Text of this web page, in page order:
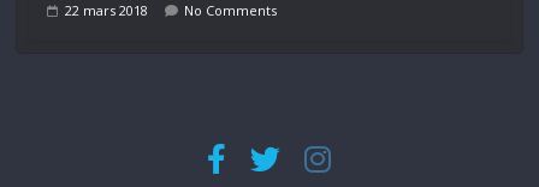
22 mars 2018 No Comments